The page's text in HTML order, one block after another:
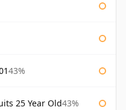
43%
25 Year Old43%